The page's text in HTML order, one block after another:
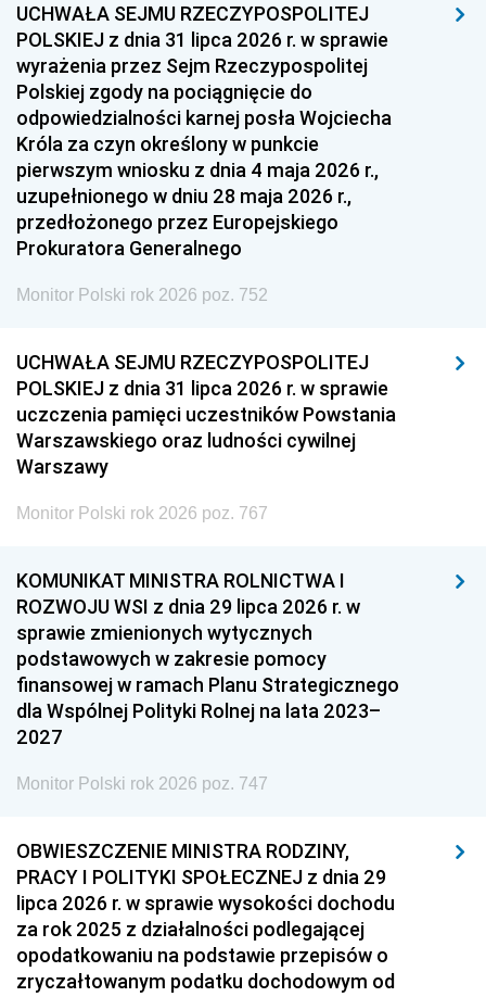
UCHWAŁA SEJMU RZECZYPOSPOLITEJ
POLSKIEJ z dnia 31 lipca 2026 r. w sprawie
wyrażenia przez Sejm Rzeczypospolitej
Polskiej zgody na pociągnięcie do
odpowiedzialności karnej posła Wojciecha
Króla za czyn określony w punkcie
pierwszym wniosku z dnia 4 maja 2026 r.,
uzupełnionego w dniu 28 maja 2026 r.,
przedłożonego przez Europejskiego
Prokuratora Generalnego
Monitor Polski rok 2026 poz. 752
UCHWAŁA SEJMU RZECZYPOSPOLITEJ
POLSKIEJ z dnia 31 lipca 2026 r. w sprawie
uczczenia pamięci uczestników Powstania
Warszawskiego oraz ludności cywilnej
Warszawy
Monitor Polski rok 2026 poz. 767
KOMUNIKAT MINISTRA ROLNICTWA I
ROZWOJU WSI z dnia 29 lipca 2026 r. w
sprawie zmienionych wytycznych
podstawowych w zakresie pomocy
finansowej w ramach Planu Strategicznego
dla Wspólnej Polityki Rolnej na lata 2023–
2027
Monitor Polski rok 2026 poz. 747
OBWIESZCZENIE MINISTRA RODZINY,
PRACY I POLITYKI SPOŁECZNEJ z dnia 29
lipca 2026 r. w sprawie wysokości dochodu
za rok 2025 z działalności podlegającej
opodatkowaniu na podstawie przepisów o
zryczałtowanym podatku dochodowym od